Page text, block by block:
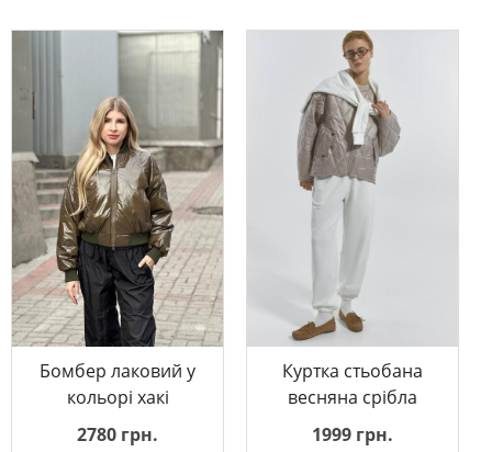
Бомбер лаковий у
кольорі хакі
2780 грн.
Куртка стьобана
весняна срібла
1999 грн.